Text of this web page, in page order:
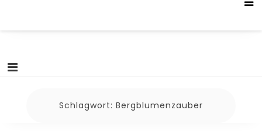
Schlagwort: Bergblumenzauber